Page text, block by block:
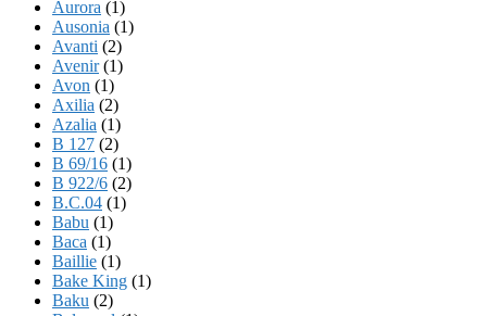
Aurora (1)
Ausonia (1)
Avanti (2)
Avenir(1)
Avon (1)
Axilia (2)
Azalia (1)
B 127 (2)
B 69/16 (1)
B 922/6 (2)
B.C.04 (1)
Babu (1)
Baca (1)
Baillie (1)
Bake King (1)
Baku (2)